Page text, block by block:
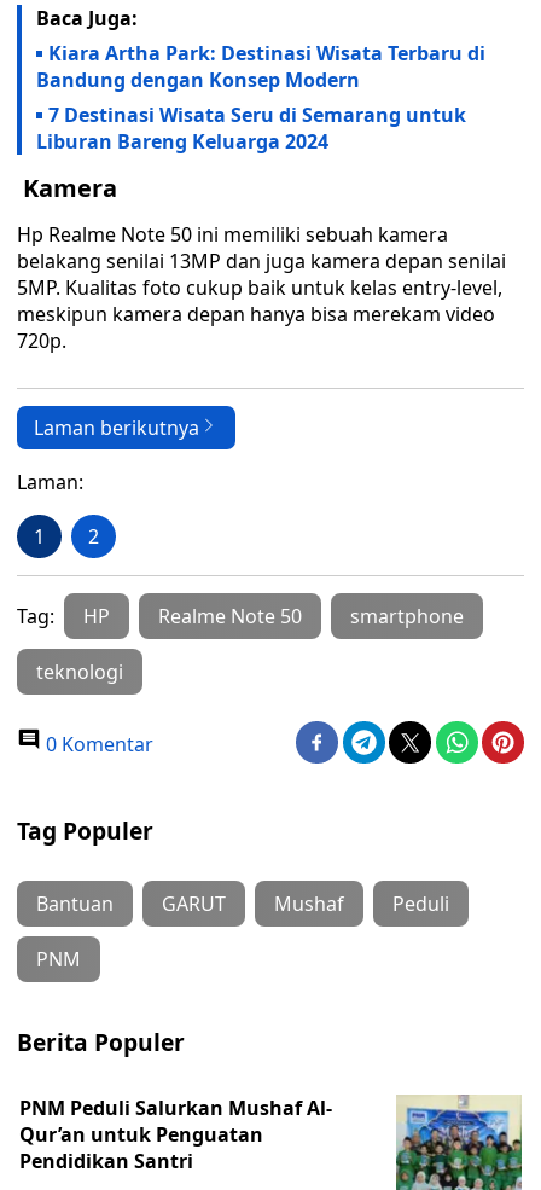
Baca Juga:
Kiara Artha Park: Destinasi Wisata Terbaru di
Bandung dengan Konsep Modern
7 Destinasi Wisata Seru di Semarang untuk
Liburan Bareng Keluarga 2024
Kamera
Hp Realme Note 50 ini memiliki sebuah kamera
belakang senilai 13MP dan juga kamera depan senilai
5MP. Kualitas foto cukup baik untuk kelas entry-level,
meskipun kamera depan hanya bisa merekam video
720p.
Laman berikutnya
Laman:
1 2
Tag: HP Realme Note 50 smartphone
teknologi
0 Komentar
Tag Populer
Bantuan GARUT Mushaf Peduli
PNM
Berita Populer
PNM Peduli Salurkan Mushaf Al-
Qur’an untuk Penguatan
Pendidikan Santri